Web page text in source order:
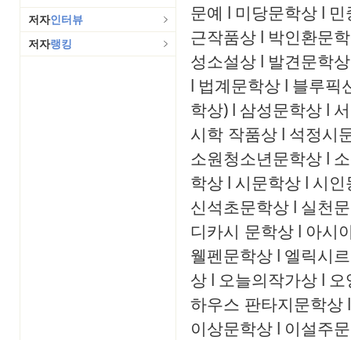
저자인터뷰
저자랭킹
문예 l 미당문학상 l 민
근작품상 l 박인환문
성소설상 l 발견문학상
l 법계문학상 l 블루픽
학상) l 삼성문학상 l
시학 작품상 l 석정시
소원청소년문학상 l
학상 l 시문학상 l 시
신석초문학상 l 실천
디카시 문학상 l 아시
웰펜문학상 l 엘릭시
상 l 오늘의작가상 l 오
하우스 판타지문학상 l
이상문학상 l 이설주